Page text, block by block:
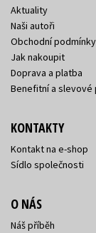
Aktuality
Naši autoři
Obchodní podmínky
Jak nakoupit
Doprava a platba
Benefitní a slevové
KONTAKTY
Kontakt na e-shop
Sídlo společnosti
O NÁS
Náš příběh